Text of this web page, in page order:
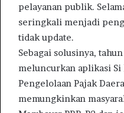
pelayanan publik.
seringkali menjadi
tidak update.
Sebagai solusinya,
meluncurkan aplikasi Si
Pengelolaan Pajak
memungkinkan